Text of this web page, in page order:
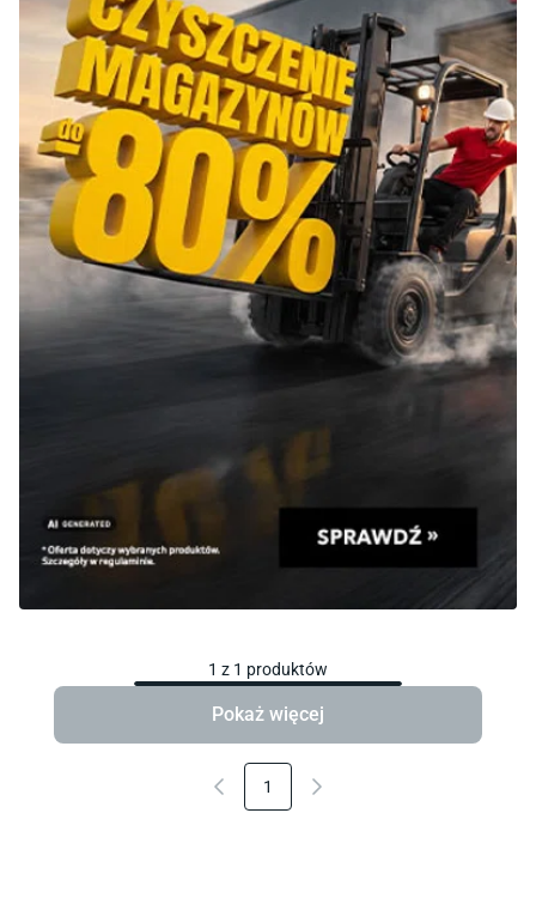
1 z 1 produktów
Pokaż więcej
1